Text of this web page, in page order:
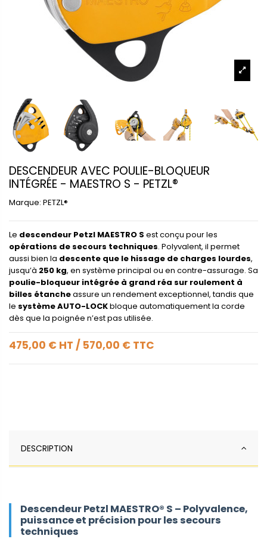
DESCENDEUR AVEC POULIE-BLOQUEUR
INTÉGRÉE - MAESTRO S - PETZL®
Marque: PETZL®
Le descendeur Petzl MAESTRO S est conçu pour les
opérations de secours techniques. Polyvalent, il permet
aussi bien la descente que le hissage de charges lourdes,
jusqu’à 250 kg, en système principal ou en contre-assurage. Sa
poulie-bloqueur intégrée à grand réa sur roulement à
billes étancheassure un rendement exceptionnel, tandis que
le système AUTO-LOCKbloque automatiquement la corde
dès que la poignée n’est pas utilisée.
475,00 € HT / 570,00 € TTC
DESCRIPTION
Descendeur Petzl MAESTRO® S – Polyvalence,
puissance et précision pour les secours
techniques